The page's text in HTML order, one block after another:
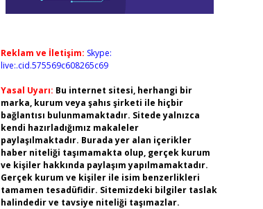
Reklam ve İletişim: Skype:
live:.cid.575569c608265c69
Yasal Uyarı: Bu internet sitesi, herhangi bir
marka, kurum veya şahıs şirketi ile hiçbir
bağlantısı bulunmamaktadır. Sitede yalnızca
kendi hazırladığımız makaleler
paylaşılmaktadır. Burada yer alan içerikler
haber niteliği taşımamakta olup, gerçek kurum
ve kişiler hakkında paylaşım yapılmamaktadır.
Gerçek kurum ve kişiler ile isim benzerlikleri
tamamen tesadüfidir. Sitemizdeki bilgiler taslak
halindedir ve tavsiye niteliği taşımazlar.